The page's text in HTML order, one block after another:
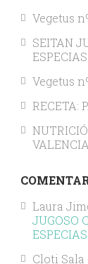
Vegetus
SEITAN
ESPECIAS
Vegetus
RECETA:
VALENCIA
Laura
JUGOSO
ESPECIAS
Cloti Sala